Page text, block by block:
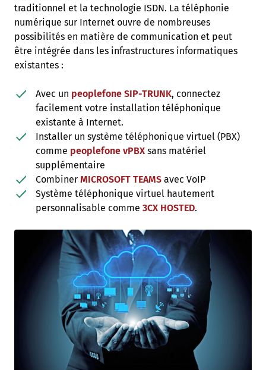
traditionnel et la technologie ISDN. La téléphonie
numérique sur Internet ouvre de nombreuses
possibilités en matière de communication et peut
être intégrée dans les infrastructures informatiques
existantes :
Avec un peoplefone SIP-TRUNK, connectez
facilement votre installation téléphonique
existante à Internet.
Installer un système téléphonique virtuel (PBX)
comme peoplefone vPBX sans matériel
supplémentaire
Combiner MICROSOFT TEAMS avec VoIP
Système téléphonique virtuel hautement
personnalisable comme 3CX HOSTED​​​​​​​.